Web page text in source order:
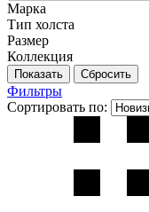
Марка
Тип холста
Размер
Коллекция
Фильтры
Сортировать по: